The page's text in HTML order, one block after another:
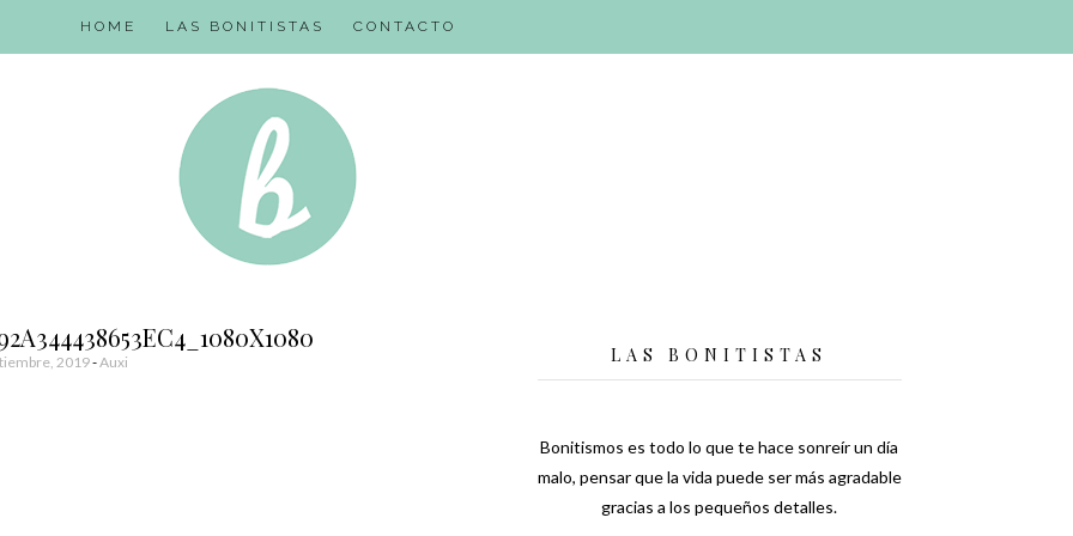
HOME LAS BONITISTAS CONTACTO
2019-Auxi LAS BONITISTAS
Bonitismos es todo lo que te hace sonreír un día
malo, pensar que la vida puede ser más agradable
gracias a los pequeños detalles.